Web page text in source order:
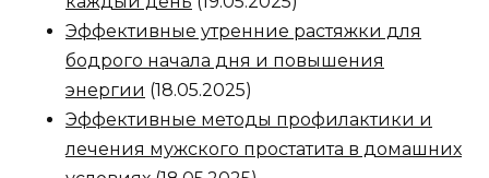
Эффективные утренние растяжки для
бодрого начала дня и повышения
энергии (18.05.2025)
Эффективные методы профилактики и
лечения мужского простатита в домашних